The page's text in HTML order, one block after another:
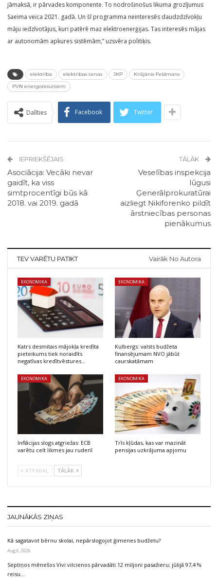
jāmaksā, ir pārvades komponente. To nodrošinošus likuma grozījumus
Saeima veica 2021. gadā. Un šī programma neinteresēs daudzdzīvokļu
māju iedzīvotājus, kuri patērē maz elektroenerģijas. Tas interesēs mājas
ar autonomām apkures sistēmām,” uzsvēra politiķis.
elektrība elektrības cenas JKP
Krišjānis Feldmans
PVN energoresursiem
Dalīties Facebook Twitter
IEPRIEKŠĒJAIS
Asociācija: Vecāki nevar
gaidīt, ka viss
simtprocentīgi būs kā
2018. vai 2019. gadā
TĀLĀK
Veselības inspekcija
lūgusi
Ģenerālprokuratūrai
aizliegt Ņikiforenko pildīt
ārstniecības personas
pienākumus
TEV VARĒTU PATIKT Vairāk No Autora
EKONOMIKA
Katrs desmitais mājokļa kredīta
pieteikums tiek noraidīts
negatīvas kredītvēstures…
EKONOMIKA
Kulbergs: valsts budžeta
finansējumam NVO jābūt
caurskatāmam
EKONOMIKA
Inflācijas slogs atgriežas: ECB
varētu celt likmes jau rudenī
EKONOMIKA
Trīs kļūdas, kas var mazināt
pensijas uzkrājuma apjomu
ATPAKAĻ TĀLĀK
JAUNĀKĀS ZIŅAS
Kā sagatavot bērnu skolai, nepārslogojot ģimenes budžetu?
Aug 6, 2026
Septiņos mēnešos Vivi vilcienos pārvadāti 12 miljoni pasažieru; jūlijā 97,4 %
reisu…